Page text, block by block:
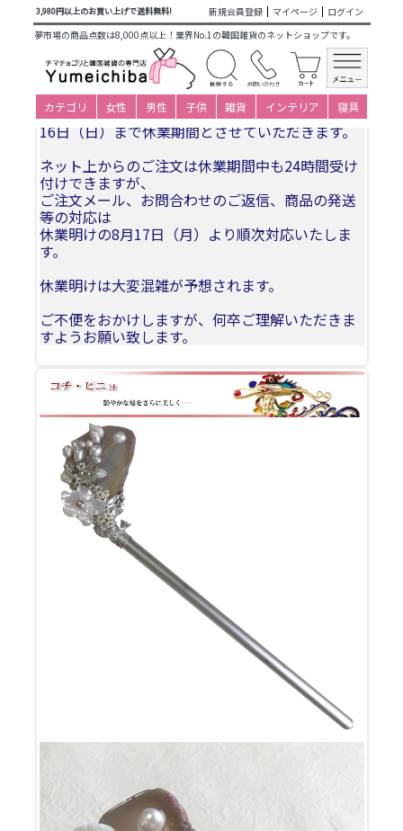
3,980円以上のお買い上げで送料無料! 新規会員登録 マイページ
ログイン
夢市場の商品点数は8,000点以上！業界No.1の韓国雑貨のネットショップです。
カテゴリ 女性 男性 子供 雑貨 インテリア 寝具
商品カテゴリ一覧>大人衣装小物下着> 韓国ヘアー飾りピニョ
No67 高級かんざし・メノウのピニョ
夏季休業についてお知らせ
誠に勝手ながら、2026年8月11日(火)〜2026年8月
16日（日）まで休業期間とさせていただきます。
ネット上からのご注文は休業期間中も24時間受け
付けできますが、
ご注文メール、お問合わせのご返信、商品の発送
等の対応は
休業明けの8月17日（月）より順次対応いたしま
す。
休業明けは大変混雑が予想されます。
ご不便をおかけしますが、何卒ご理解いただきま
すようお願い致します。